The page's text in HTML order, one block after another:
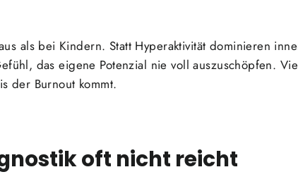
als bei Kindern. Statt Hyperaktivität dominieren
das eigene Potenzial nie voll auszuschöpfen.
der Burnout kommt.
oft nicht reicht